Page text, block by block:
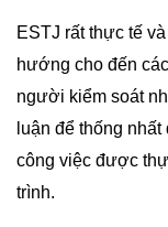
ESTJ rất thực tế
hướng cho đến
người kiểm soát
luận để thống
công việc được
trình.